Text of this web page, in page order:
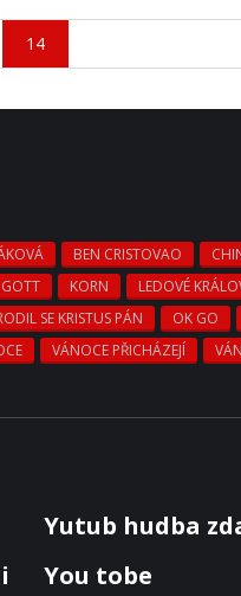
14
BEN CRISTOVAO
GOTT KORN LEDOVÉ
SE KRISTUS PÁN OK GO
VÁNOCE PŘICHÁZEJÍ
Yutub hudba
You tobe